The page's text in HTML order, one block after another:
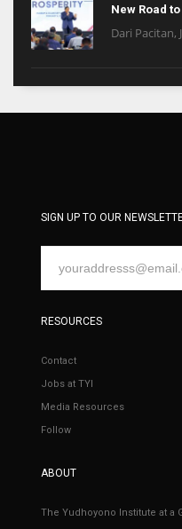
New Road
Dari Pacitan,
SIGN UP TO OUR
RESOURCES
Contact
Jobs at TYI
Media Resources
Follow
ABOUT
The Yudhoyono Institute at a